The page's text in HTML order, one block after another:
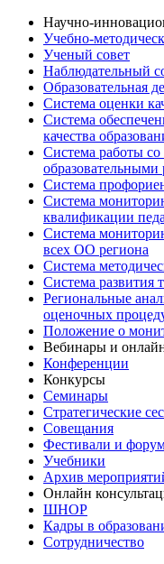
Научно-
Учебно-
Ученый совет
Наблюдательный
Образовательная
Система оценки
Система
качества
Система работы
образовательными
Система
Система
квалификации
Система
всех ОО региона
Система
Система развития
Региональные
оценочных
Положение о
Вебинары и
Конференции
Конкурсы
Семинары
Стратегические
Совещания
Фестивали и
Учебники
Архив
Онлайн
ШНОР
Кадры в
Сотрудничество